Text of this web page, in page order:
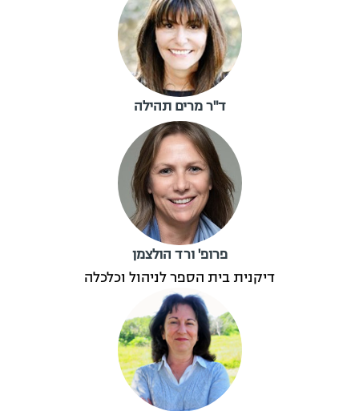
ד"ר מרים תהילה
פרופ' ורד הולצמן
דיקנית בית הספר לניהול וכלכלה